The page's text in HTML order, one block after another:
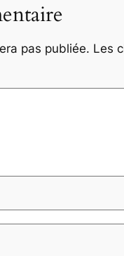
pas publiée. Les